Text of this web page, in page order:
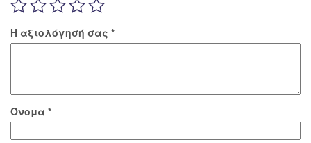
Η αξιολόγησή σας *
Όνομα *